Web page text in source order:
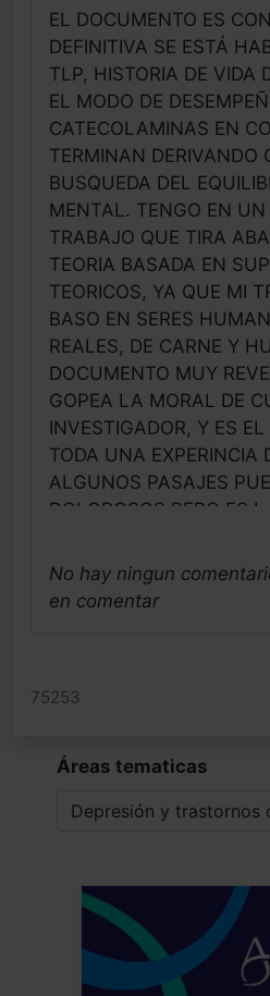
EL DOCUMENTO ES
DEFINITIVA SE ESTÁ
TLP, HISTORIA DE VIDA
EL MODO DE
CATECOLAMINAS EN
TERMINAN DERIVANDO
BUSQUEDA DEL
MENTAL. TENGO EN UN
TRABAJO QUE TIRA
TEORIA BASADA EN
TEORICOS, YA QUE MI
BASO EN SERES
REALES, DE CARNE Y
DOCUMENTO MUY
GOPEA LA MORAL DE
INVESTIGADOR, Y ES EL
TODA UNA EXPERINCIA
ALGUNOS PASAJES
DOLOROSOS PERO ES
TRASTORNO DISTÍMICO
NO IMPORTA SU
Fecha: 25/10/2024
No hay ningun
en comentar
75253
Áreas tematicas